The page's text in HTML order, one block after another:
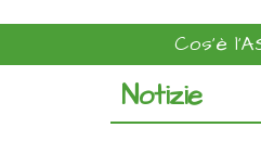
Cos'è
Notizie